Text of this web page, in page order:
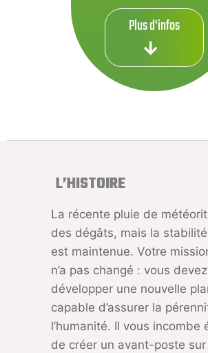
Plus d'infos
L’HISTOIRE
La récente pluie de
des dégâts, mais la
est maintenue. Votre
n’a pas changé : vous devez
développer une nouvelle
capable d’assurer la
l’humanité. Il vous incombe
de créer un avant-poste